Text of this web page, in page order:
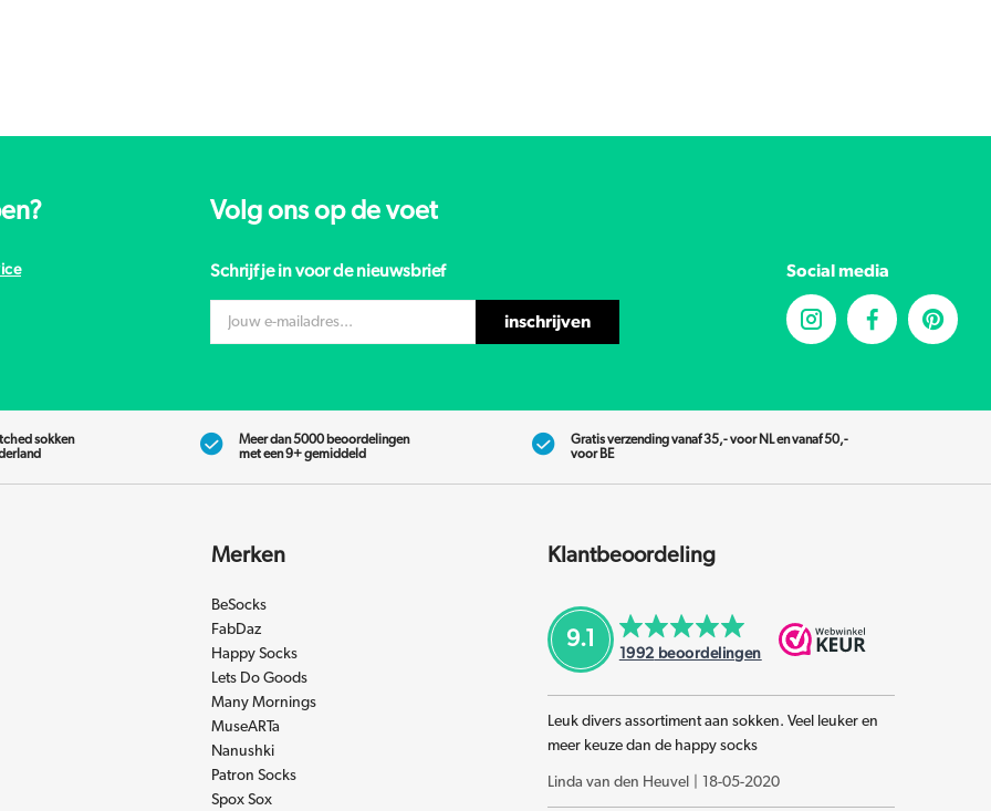
Volg ons op de voet
Schrijf je in voor de nieuwsbrief
inschrijven
Social media
sokken
Meer dan 5000 beoordelingen
met een 9+ gemiddeld
Gratis verzending vanaf 35,- voor NL en vanaf 50,-
voor BE
Merken
BeSocks
FabDaz
Happy Socks
Lets Do Goods
Many Mornings
MuseARTa
Nanushki
Patron Socks
Spox Sox
Klantbeoordeling
9.1
1992 beoordelingen
Leuk divers assortiment aan sokken. Veel leuker en
meer keuze dan de happy socks
Linda van den Heuvel 18-05-2020